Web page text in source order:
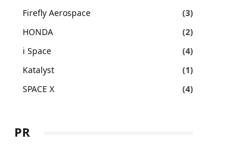
Firefly Aerospace
(3)
HONDA
(2)
i Space
(4)
Katalyst
(1)
SPACE X
(4)
PR